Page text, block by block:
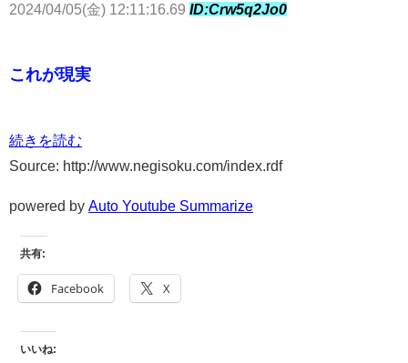
2024/04/05(金) 12:11:16.69 ID:Crw5q2Jo0
これが現実
続きを読む
Source: http://www.negisoku.com/index.rdf
powered by Auto Youtube Summarize
共有:
Facebook X
いいね: